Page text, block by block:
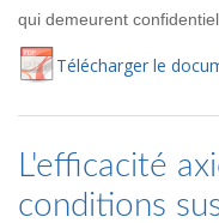
qui demeurent
Télécharger le
L'efficacité
conditions